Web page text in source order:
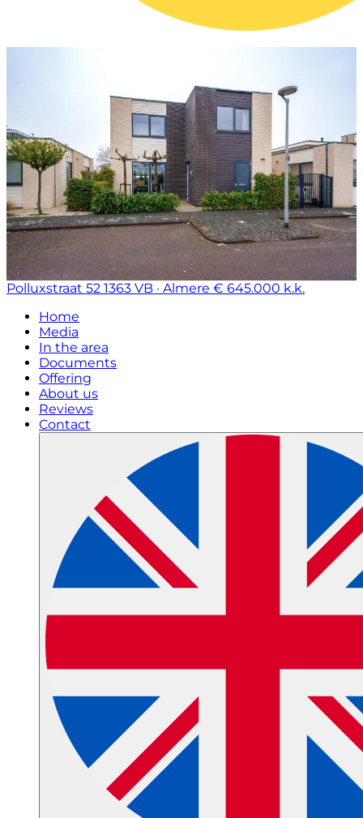
Polluxstraat 52 1363 VB · Almere € 645.000 k.k.
Home
Media
In the area
Documents
Offering
About us
Reviews
Contact